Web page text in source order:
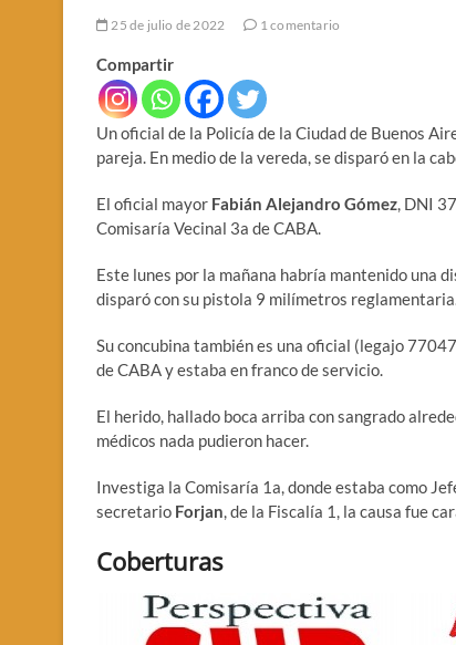
25 de julio de 2022 1 comentario
Compartir
Un oficial de la Policía de la Ciudad de Buenos
pareja. En medio de la vereda, se disparó en la
El oficial mayor Fabián Alejandro Gómez, DNI
Comisaría Vecinal 3a de CABA.
Este lunes por la mañana habría mantenido una
disparó con su pistola 9 milímetros
Su concubina también es una oficial (legajo
de CABA y estaba en franco de servicio.
El herido, hallado boca arriba con sangrado
médicos nada pudieron hacer.
Investiga la Comisaría 1a, donde estaba como
secretario Forjan, de la Fiscalía 1, la causa fue
Coberturas